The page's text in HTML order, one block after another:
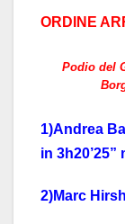
ORDINE
Podio del
1)Andrea
in 3h20’25”
2)Marc